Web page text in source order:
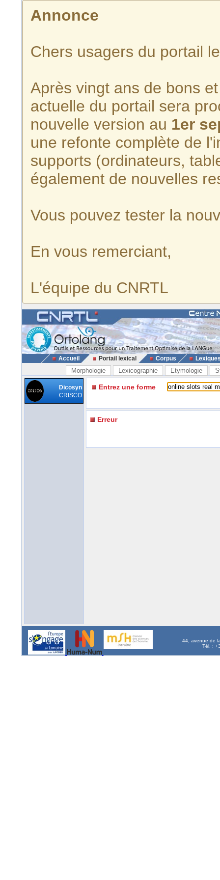
Annonce
Chers usagers du portail
Après vingt ans de bons
actuelle du portail sera
nouvelle version au 1er
une refonte complète de
supports (ordinateurs,
également de nouvelles
Vous pouvez tester la
En vous remerciant,
L'équipe du CNRTL
Accueil Portail lexical Corpus
Morphologie Lexicographie Etymologie
Dicosyn
CRISCO
Entrez une forme
Erreur
44, avenue de
Tél. :